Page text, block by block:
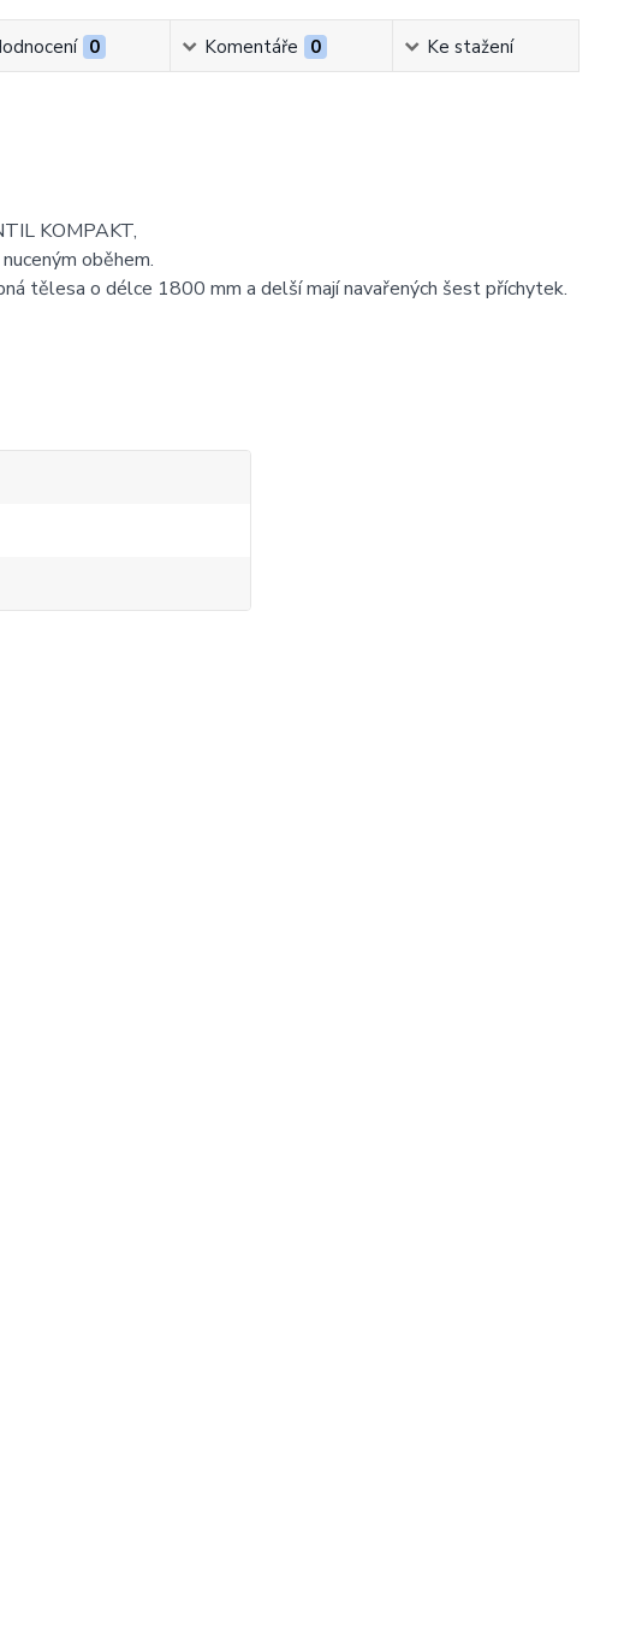
0 Komentáře 0 Ke stažení
KOMPAKT,
oběhem.
tělesa o délce 1800 mm a delší mají navařených šest příchytek.